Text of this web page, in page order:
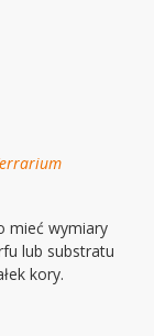
mieć wymiary
lub substratu
kory.